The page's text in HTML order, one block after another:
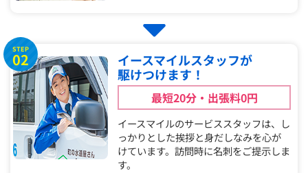
STEP
02
イースマイルスタッフが
駆けつけます！
最短20分・出張料0円
イースマイルのサービススタッフは、し
っかりとした挨拶と身だしなみを心が
けています。訪問時に名刺をご提示しま
す。